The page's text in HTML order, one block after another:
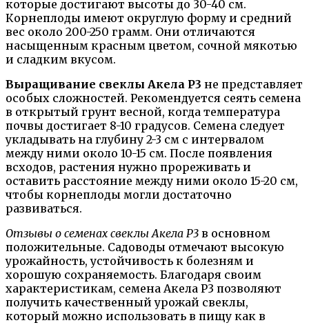
которые достигают высоты до 30-40 см.
Корнеплоды имеют округлую форму и средний
вес около 200-250 грамм. Они отличаются
насыщенным красным цветом, сочной мякотью
и сладким вкусом.
Выращивание свеклы Акела Р3 не представляет
особых сложностей. Рекомендуется сеять семена
в открытый грунт весной, когда температура
почвы достигает 8-10 градусов. Семена следует
укладывать на глубину 2-3 см с интервалом
между ними около 10-15 см. После появления
всходов, растения нужно прореживать и
оставить расстояние между ними около 15-20 см,
чтобы корнеплоды могли достаточно
развиваться.
Отзывы о семенах свеклы Акела Р3 в основном
положительные. Садоводы отмечают высокую
урожайность, устойчивость к болезням и
хорошую сохраняемость. Благодаря своим
характеристикам, семена Акела Р3 позволяют
получить качественный урожай свеклы,
который можно использовать в пищу как в